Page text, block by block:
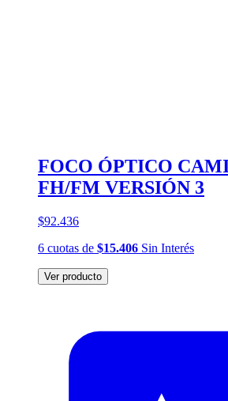
FOCO ÓPTICO
FH/FM VERSIÓN 3
$92.436
6 cuotas de $15.406 Sin Interés
Ver producto